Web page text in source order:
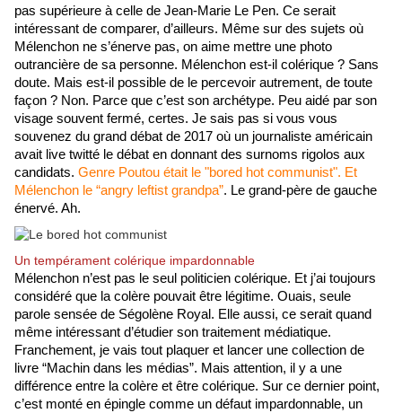
pas supérieure à celle de Jean-Marie Le Pen. Ce serait
intéressant de comparer, d’ailleurs. Même sur des sujets où
Mélenchon ne s’énerve pas, on aime mettre une photo
outrancière de sa personne. Mélenchon est-il colérique ? Sans
doute. Mais est-il possible de le percevoir autrement, de toute
façon ? Non. Parce que c’est son archétype. Peu aidé par son
visage souvent fermé, certes. Je sais pas si vous vous
souvenez du grand débat de 2017 où un journaliste américain
avait live twitté le débat en donnant des surnoms rigolos aux
candidats. Genre Poutou était le "bored hot communist". Et
Mélenchon le “angry leftist grandpa”. Le grand-père de gauche
énervé. Ah.
Un tempérament colérique impardonnable
Mélenchon n’est pas le seul politicien colérique. Et j’ai toujours
considéré que la colère pouvait être légitime. Ouais, seule
parole sensée de Ségolène Royal. Elle aussi, ce serait quand
même intéressant d’étudier son traitement médiatique.
Franchement, je vais tout plaquer et lancer une collection de
livre “Machin dans les médias”. Mais attention, il y a une
différence entre la colère et être colérique. Sur ce dernier point,
c’est monté en épingle comme un défaut impardonnable, un